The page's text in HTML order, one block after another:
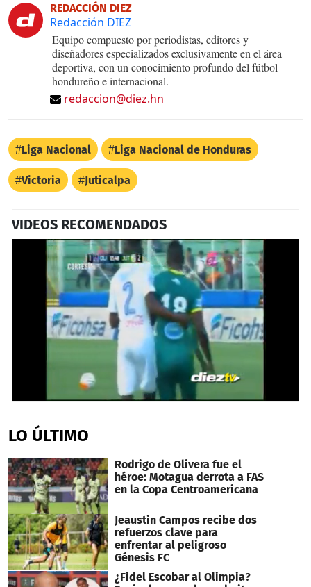
REDACCIÓN DIEZ
Redacción DIEZ
Equipo compuesto por periodistas, editores y
diseñadores especializados exclusivamente en el área
deportiva, con un conocimiento profundo del fútbol
hondureño e internacional.
redaccion@diez.hn
Liga Nacional Liga Nacional de Honduras
Victoria Juticalpa
VIDEOS RECOMENDADOS
of
1
30
seconds
LO ÚLTIMO
Rodrigo de Olivera fue el
héroe: Motagua derrota a FAS
en la Copa Centroamericana
Jeaustin Campos recibe dos
refuerzos clave para
enfrentar al peligroso
Génesis FC
¿Fidel Escobar al Olimpia?